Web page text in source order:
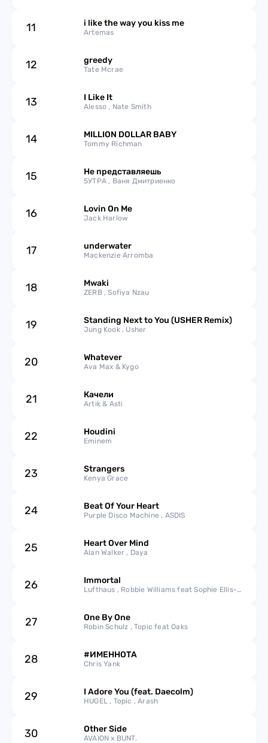
2011
2007
11 i like the way you kiss me
Artemas
12 greedy
Tate Mcrae
13 I Like It
Alesso , Nate Smith
14 MILLION DOLLAR BABY
Tommy Richman
15 Не представляешь
5УТРА , Ваня Дмитриенко
16 Lovin On Me
Jack Harlow
17 underwater
Mackenzie Arromba
18 Mwaki
ZERB , Sofiya Nzau
19 Standing Next to You (USHER Remix)
Jung Kook , Usher
20 Whatever
Ava Max & Kygo
21 Качели
Artik & Asti
22 Houdini
Eminem
23 Strangers
Kenya Grace
24 Beat Of Your Heart
Purple Disco Machine , ASDIS
25 Heart Over Mind
Alan Walker , Daya
26 Immortal
Lufthaus , Robbie Williams feat Sophie Ellis-
27 One By One
Robin Schulz , Topic feat Oaks
28 #ИМЕННОТА
Chris Yank
29 I Adore You (feat. Daecolm)
HUGEL , Topic , Arash
30 Other Side
AVAION x BUNT.